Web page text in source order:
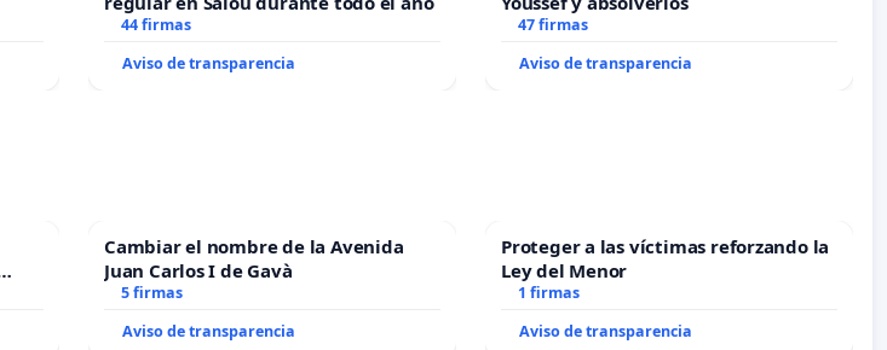
44 firmas
Aviso de transparencia
47 firmas
Aviso de transparencia
Cambiar el nombre de la Avenida
Juan Carlos I de Gavà
5 firmas
Aviso de transparencia
Proteger a las víctimas reforzando la
Ley del Menor
1 firmas
Aviso de transparencia